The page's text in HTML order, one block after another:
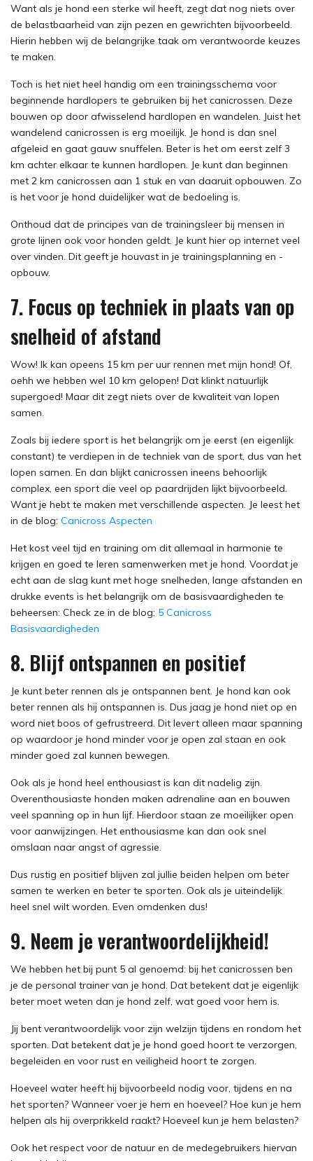
Want als je hond een sterke wil heeft, zegt dat nog niets over
de belastbaarheid van zijn pezen en gewrichten bijvoorbeeld.
Hierin hebben wij de belangrijke taak om verantwoorde keuzes
te maken.
Toch is het niet heel handig om een trainingsschema voor
beginnende hardlopers te gebruiken bij het canicrossen. Deze
bouwen op door afwisselend hardlopen en wandelen. Juist het
wandelend canicrossen is erg moeilijk. Je hond is dan snel
afgeleid en gaat gauw snuffelen. Beter is het om eerst zelf 3
km achter elkaar te kunnen hardlopen. Je kunt dan beginnen
met 2 km canicrossen aan 1 stuk en van daaruit opbouwen. Zo
is het voor je hond duidelijker wat de bedoeling is.
Onthoud dat de principes van de trainingsleer bij mensen in
grote lijnen ook voor honden geldt. Je kunt hier op internet veel
over vinden. Dit geeft je houvast in je trainingsplanning en -
opbouw.
7. Focus op techniek in plaats van op
snelheid of afstand
Wow! Ik kan opeens 15 km per uur rennen met mijn hond! Of,
oehh we hebben wel 10 km gelopen! Dat klinkt natuurlijk
supergoed! Maar dit zegt niets over de kwaliteit van lopen
samen.
Zoals bij iedere sport is het belangrijk om je eerst (en eigenlijk
constant) te verdiepen in de techniek van de sport, dus van het
lopen samen. En dan blijkt canicrossen ineens behoorlijk
complex, een sport die veel op paardrijden lijkt bijvoorbeeld.
Want je hebt te maken met verschillende aspecten. Je leest het
in de blog: Canicross Aspecten
Het kost veel tijd en training om dit allemaal in harmonie te
krijgen en goed te leren samenwerken met je hond. Voordat je
echt aan de slag kunt met hoge snelheden, lange afstanden en
drukke events is het belangrijk om de basisvaardigheden te
beheersen: Check ze in de blog: 5 Canicross
Basisvaardigheden
8. Blijf ontspannen en positief
Je kunt beter rennen als je ontspannen bent. Je hond kan ook
beter rennen als hij ontspannen is. Dus jaag je hond niet op en
word niet boos of gefrustreerd. Dit levert alleen maar spanning
op waardoor je hond minder voor je open zal staan en ook
minder goed zal kunnen bewegen.
Ook als je hond heel enthousiast is kan dit nadelig zijn.
Overenthousiaste honden maken adrenaline aan en bouwen
veel spanning op in hun lijf. Hierdoor staan ze moeilijker open
voor aanwijzingen. Het enthousiasme kan dan ook snel
omslaan naar angst of agressie.
Dus rustig en positief blijven zal jullie beiden helpen om beter
samen te werken en beter te sporten. Ook als je uiteindelijk
heel snel wilt worden. Even omdenken dus!
9. Neem je verantwoordelijkheid!
We hebben het bij punt 5 al genoemd: bij het canicrossen ben
je de personal trainer van je hond. Dat betekent dat je eigenlijk
beter moet weten dan je hond zelf, wat goed voor hem is.
Jij bent verantwoordelijk voor zijn welzijn tijdens en rondom het
sporten. Dat betekent dat je je hond goed hoort te verzorgen,
begeleiden en voor rust en veiligheid hoort te zorgen.
Hoeveel water heeft hij bijvoorbeeld nodig voor, tijdens en na
het sporten? Wanneer voer je hem en hoeveel? Hoe kun je hem
helpen als hij overprikkeld raakt? Hoeveel kun je hem belasten?
Ook het respect voor de natuur en de medegebruikers hiervan